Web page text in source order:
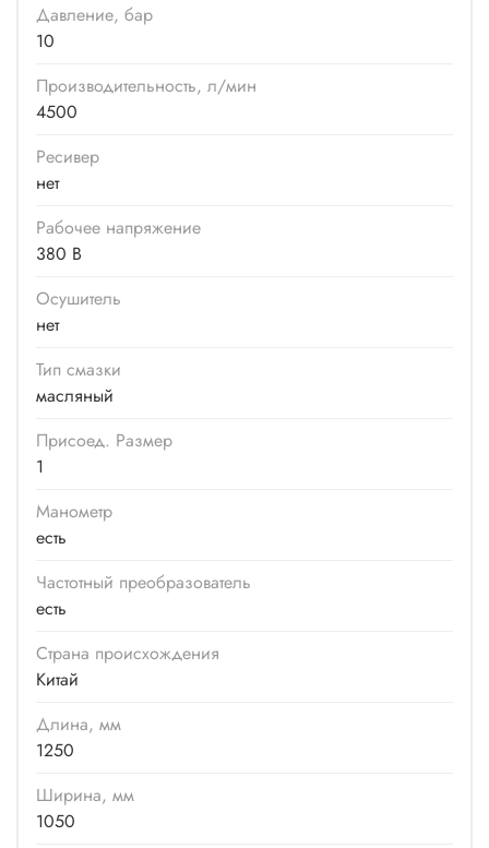
Давление, бар
10
Производитель­ность, л/мин
4500
Ресивер
нет
Рабочее напряжение
380 В
Осушитель
нет
Тип смазки
масляный
Присоед. Размер
1
Манометр
есть
Частотный преобразователь
есть
Страна происхождения
Китай
Длина, мм
1250
Ширина, мм
1050